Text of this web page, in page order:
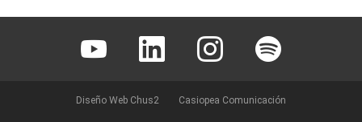
Linkedin Instagram Spotify
Diseño Web Chus2 Casiopea Comunicación